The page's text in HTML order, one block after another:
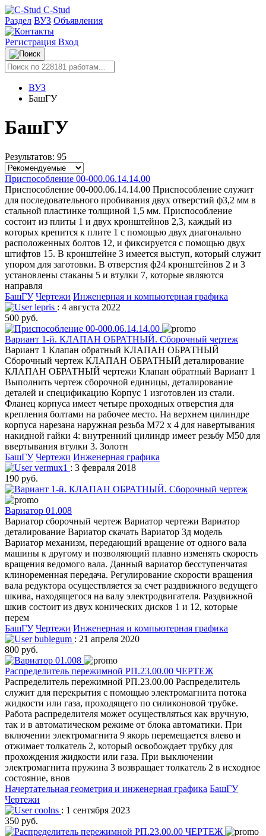
C-Stud
Раздел ВУЗ Объявления
Регистрация Вход
ВУЗ
БашГУ
БашГУ
Результатов: 95
Приспособление 00-000.06.14.14.00
Приспособление 00-000.06.14.14.00 Приспособление служит
для последовательного пробивания двух отверстий ф3,2 мм в
стальной пластинке толщиной 1,5 мм. Приспособление
состоит из плиты 1 и двух кронштейнов 2,3, каждый из
которых крепится к плите 1 с помощью двух диагонально
расположенных болтов 12, и фиксируется с помощью двух
штифтов 15. В кронштейне 3 имеется выступ, который служит
упором для заготовки. В отверстия ф24 кронштейнов 2 и 3
установлены стаканы 5 и втулки 7, которые являются
направля
БашГУ Чертежи Инженерная и компьютерная графика
lepris : 4 августа 2022
500 руб.
Вариант 1-й. КЛАПАН ОБРАТНЫЙ. Сборочный чертеж
Вариант 1 Клапан обратный КЛАПАН ОБРАТНЫЙ
Сборочный чертеж КЛАПАН ОБРАТНЫЙ деталирование
КЛАПАН ОБРАТНЫЙ чертежи Клапан обратный Вариант 1
Выполнить чертеж сборочной единицы, деталирование
деталей и спецификацию Корпус 1 изготовлен из стали.
Фланец корпуса имеет четыре проходных отверстия для
крепления болтами на рабочее место. На верхнем цилиндре
корпуса нарезана наружная резьба М72 х 4 для навертывания
накидной гайки 4: внутренний цилиндр имеет резьбу М50 для
ввертывания втулки 3. Золотн
БашГУ Чертежи Инженерная графика
vermux1 : 3 февраля 2018
190 руб.
Вариатор 01.008
Вариатор сборочный чертеж Вариатор чертежи Вариатор
деталирование Вариатор скачать Вариатор 3д модель
Вариатор механизм, передающий вращение от одного вала
машины к другому и позволяющий плавно изменять скорость
вращения ведомого вала. Данный вариатор бесступенчатая
клиноременная передача. Регулирование скорости вращения
вала редуктора осуществляется за счет раздвижного ведущего
шкива, находящегося на валу электродвигателя. Раздвижной
шкив состоит из двух конических дисков 1 и 12, которые
перем
БашГУ Чертежи Инженерная и компьютерная графика
bublegum : 21 апреля 2020
800 руб.
Распределитель пережимной РП.23.00.00 ЧЕРТЕЖ
Распределитель пережимной РП.23.00.00 Распределитель
служит для перекрытия с помощью электромагнита потока
жидкости или газа, проходящего по силиконовой трубке.
Работа распределителя может осуществляться как вручную,
так и в автоматическом режиме от блока автоматики. При
включении электромагнита 9 якорь перемещается влево и
отжимает толкатель 2, который освобождает трубку для
прохождения жидкости или газа. При выключении
электромагнита пружина 3 возвращает толкатель 2 в исходное
состояние, внов
Начертательная геометрия и инженерная графика БашГУ
Чертежи
coolns : 1 сентября 2023
350 руб.